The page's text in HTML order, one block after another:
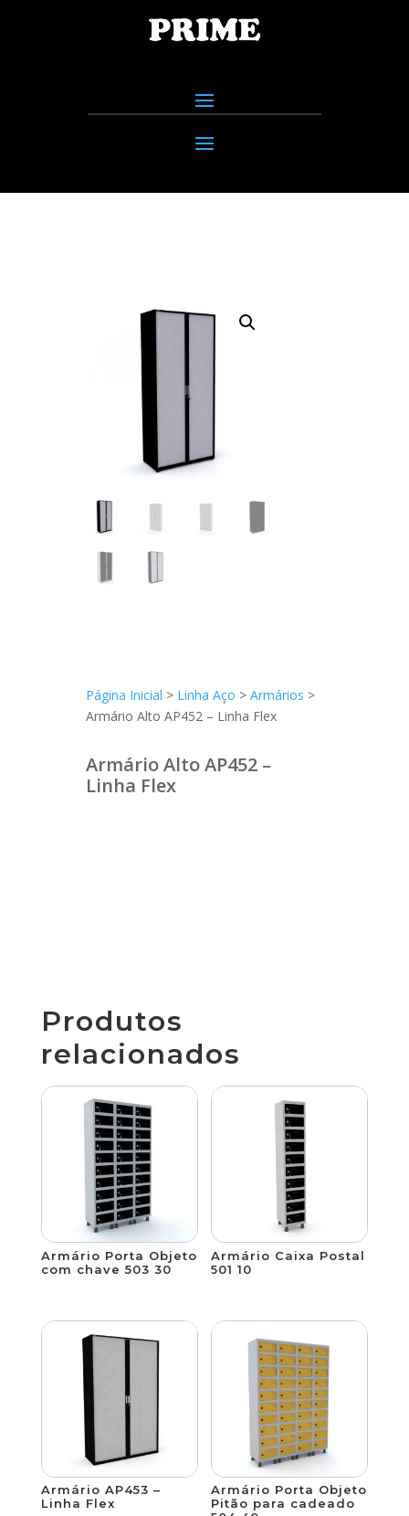
Página Inicial > Linha Aço >Armários >
Armário Alto AP452 – Linha Flex
Armário Alto AP452 –
Linha Flex
Produtos
relacionados
Armário Porta Objeto
com chave 503 30
Armário Caixa Postal
501 10
Armário AP453 –
Linha Flex
Armário Porta Objeto
Pitão para cadeado